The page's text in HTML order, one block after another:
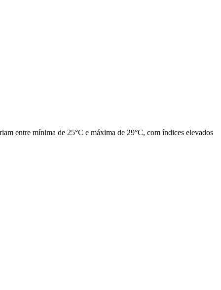
entre mínima de 25°C e máxima de 29°C, com índices elevados